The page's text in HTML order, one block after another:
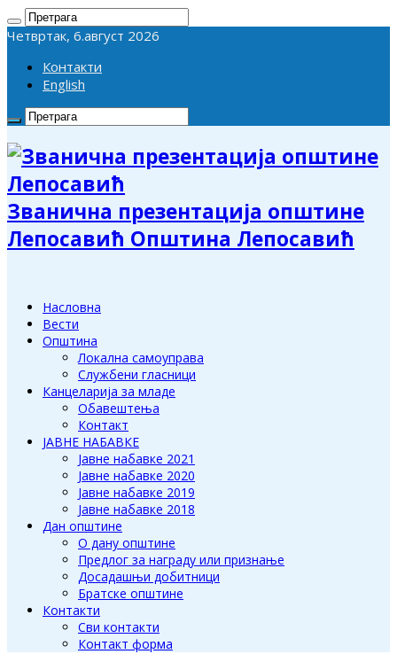
Четвртак, 6.август 2026
Контакти
English
Званична презентација општине
Лепосавић Општина Лепосавић
Насловна
Вести
Општина
Локална самоуправа
Службени гласници
Канцеларија за младе
Обавештења
Контакт
ЈАВНЕ НАБАВКЕ
Јавне набавке 2021
Јавне набавке 2020
Јавне набавке 2019
Јавне набавке 2018
Дан општине
О дану општине
Предлог за награду или признање
Досадашњи добитници
Братске општине
Контакти
Сви контакти
Контакт форма